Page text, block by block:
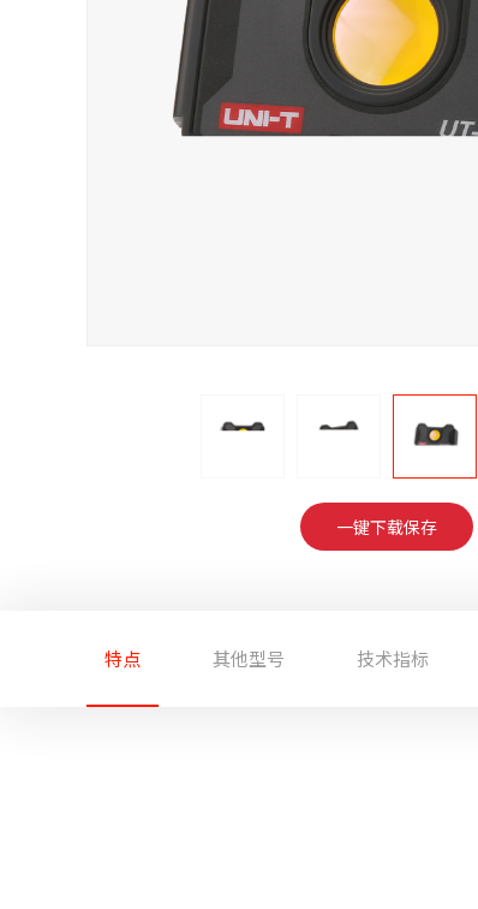
一键下载保存
特点 其他型号 技术指标